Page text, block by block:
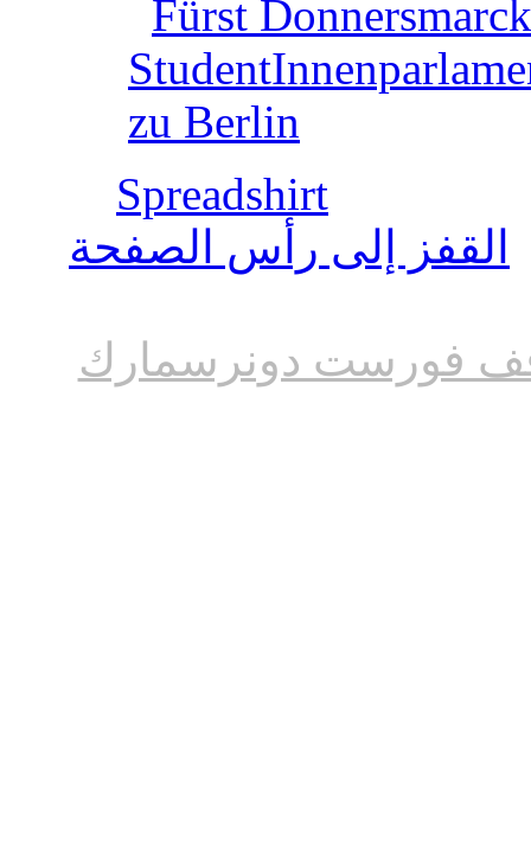
Fürst
zu Berlin
Spreadshirt
القفز إلى رأس الصفحة
فورست دونرسمارك